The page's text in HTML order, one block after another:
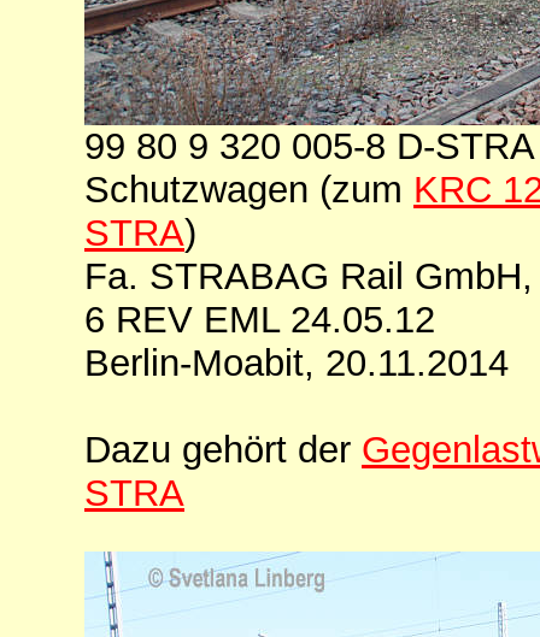
99 80 9 320 005-8 D-STRA
Schutzwagen (zum KRC
STRA)
Fa. STRABAG Rail
6 REV EML 24.05.12
Berlin-Moabit, 20.11.2014
Dazu gehört der
STRA